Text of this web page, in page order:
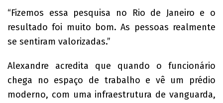
“Fizemos essa pesquisa no Rio de Janeiro e o
resultado foi muito bom. As pessoas realmente
se sentiram valorizadas.”
Alexandre acredita que quando o funcionário
chega no espaço de trabalho e vê um prédio
moderno, com uma infraestrutura de vanguarda,